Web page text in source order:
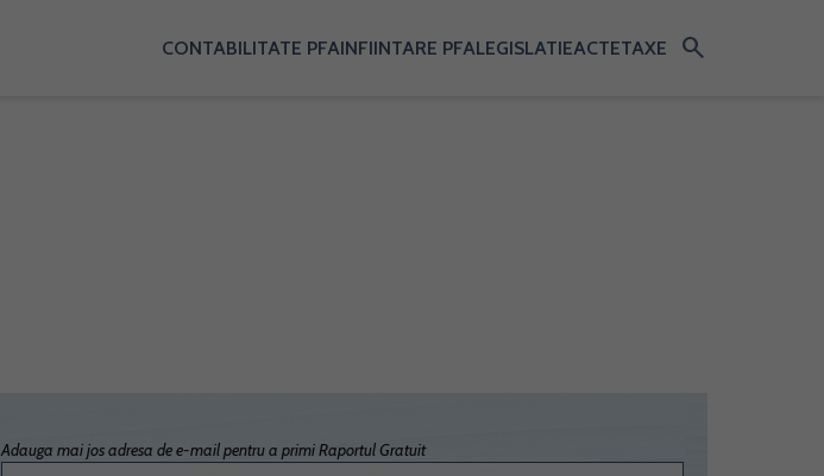
CONTABILITATE PFAINFIINTARE PFALEGISLATIEACTETAXE search
Adauga mai jos adresa de e-mail pentru a primi Raportul Gratuit